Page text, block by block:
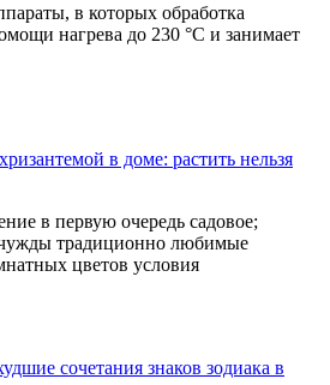
в которых обработка
нагрева до 230 °С и занимает
в доме: растить нельзя
в первую очередь садовое;
традиционно любимые
цветов условия
сочетания знаков зодиака в